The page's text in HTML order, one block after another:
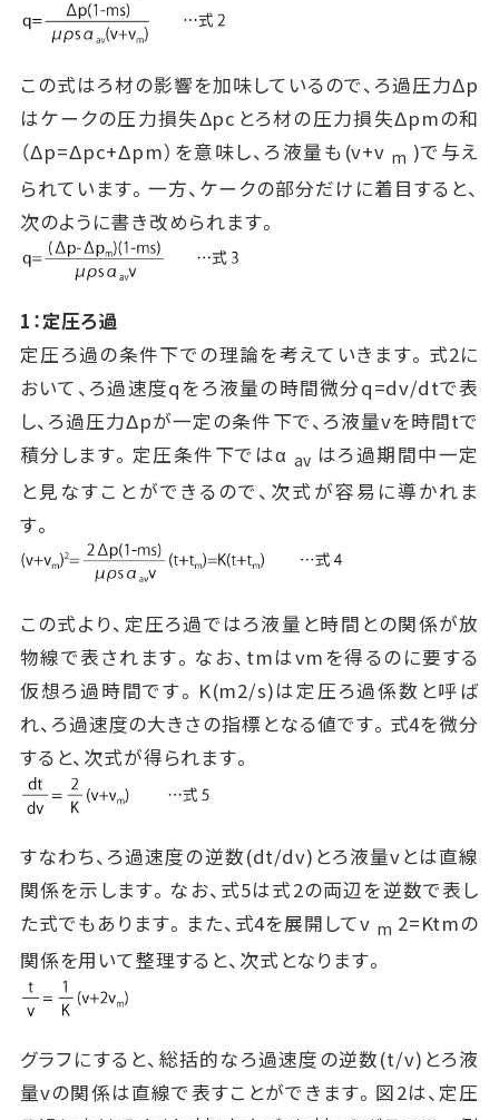
この式はろ材の影響を加味しているので、ろ過圧力Δp
はケークの圧力損失Δpcとろ材の圧力損失Δpmの和
（Δp=Δpc+Δpm）を意味し、ろ液量も(v+v m )で与え
られています。一方、ケークの部分だけに着目すると、
次のように書き改められます。
1：定圧ろ過
定圧ろ過の条件下での理論を考えていきます。式2に
おいて、ろ過速度qをろ液量の時間微分q=dv/dtで表
し、ろ過圧力Δpが一定の条件下で、ろ液量vを時間tで
積分します。定圧条件下ではα av はろ過期間中一定
と見なすことができるので、次式が容易に導かれま
す。
この式より、定圧ろ過ではろ液量と時間との関係が放
物線で表されます。なお、tmはvmを得るのに要する
仮想ろ過時間です。K(m2/s)は定圧ろ過係数と呼ば
れ、ろ過速度の大きさの指標となる値です。式4を微分
すると、次式が得られます。
すなわち、ろ過速度の逆数(dt/dv)とろ液量vとは直線
関係を示します。なお、式5は式2の両辺を逆数で表し
た式でもあります。また、式4を展開してv m 2=Ktmの
関係を用いて整理すると、次式となります。
グラフにすると、総括的なろ過速度の逆数(t/v)とろ液
量vの関係は直線で表すことができます。図2は、定圧